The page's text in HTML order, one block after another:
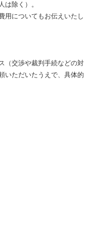
は除く）。
用についてもお伝えいたし
（交渉や裁判手続などの対
いただいたうえで、具体的